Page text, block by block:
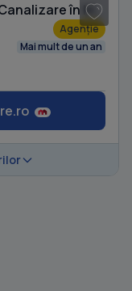
Casă individuală cu 5 camere cu Canalizare în Micro 17
Agenție
Mai mult de un an